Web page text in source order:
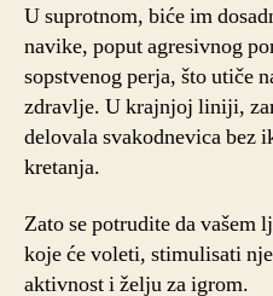
U suprotnom, biće im
navike, poput agresivnog
sopstvenog perja, što utiče
zdravlje. U krajnjoj liniji,
delovala svakodnevica bez
kretanja.
Zato se potrudite da vašem
koje će voleti, stimulisati
aktivnost i želju za igrom.